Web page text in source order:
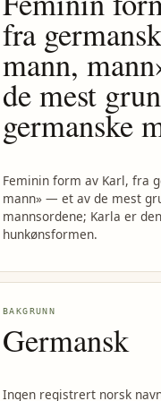
fra
mann,
de mest
germanske
Feminin form av Karl, fra
mann» — et av de mest
mannsordene; Karla er
hunkønsformen.
BAKGRUNN
Germansk
Ingen registrert norsk